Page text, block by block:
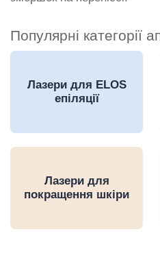
Популярні категорії
Лазери для ELOS
епіляції
Лазери для
покращення шкіри